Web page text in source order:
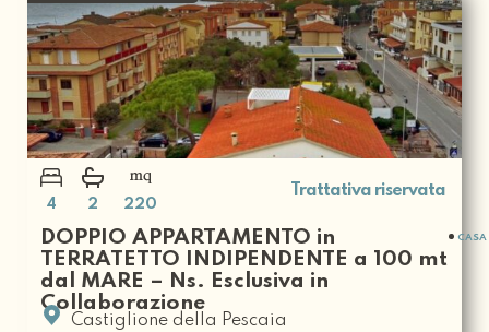
4 2 220
Trattativa riservata
DOPPIO APPARTAMENTO in
TERRATETTO INDIPENDENTE a 100 mt
dal MARE – Ns. Esclusiva in
Collaborazione
CASA
Castiglione della Pescaia